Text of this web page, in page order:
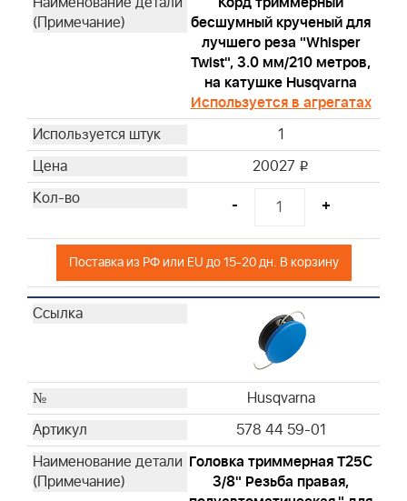
бесшумный крученый для
лучшего реза "Whisper
Twist", 3.0 мм/210 метров,
на катушке Husqvarna
Используется в агрегатах
1
20027 i
- +
Поставка из РФ или EU до 15-20 дн. В корзину
Husqvarna
578 44 59-01
Головка триммерная T25С
3/8" Резьба правая,